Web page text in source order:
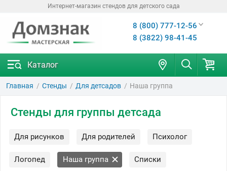
Интернет-магазин стендов для детского сада
8 (800) 777-12-56
8 (3822) 98-41-45
Каталог
Главная Стенды Для детсадов Наша группа
Стенды для группы детсада
Для рисунков Для родителей Психолог
Логопед Наша группа Списки